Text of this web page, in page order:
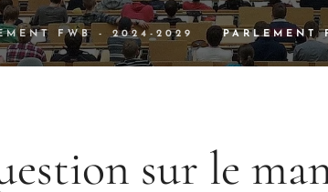
FWB - 2024-2029 PARLEMENT
sur le